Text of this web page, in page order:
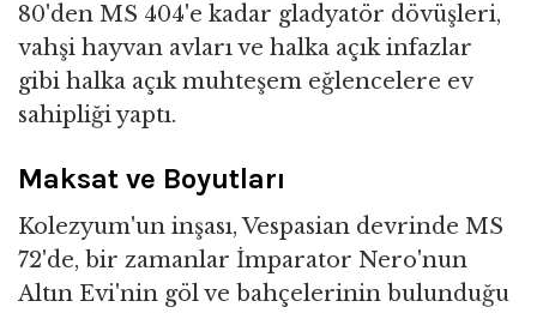
80'den MS 404'e kadar gladyatör dövüşleri,
vahşi hayvan avları ve halka açık infazlar
gibi halka açık muhteşem eğlencelere ev
sahipliği yaptı.
Maksat ve Boyutları
Kolezyum'un inşası, Vespasian devrinde MS
72'de, bir zamanlar İmparator Nero'nun
Altın Evi'nin göl ve bahçelerinin bulunduğu